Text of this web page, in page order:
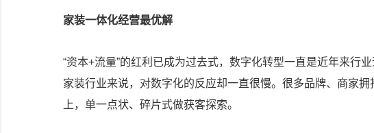
家装一体化经营最优解
“资本+流量”的红利已成为过去式，数字化转型一直是近年来行
家装行业来说，对数字化的反应却一直很慢。很多品牌、商家
上，单一点状、碎片式做获客探索。